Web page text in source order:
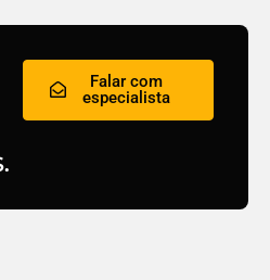
Falar com
especialista